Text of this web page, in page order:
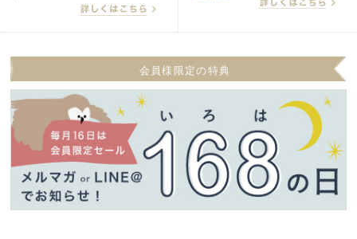
会員様限定の特典